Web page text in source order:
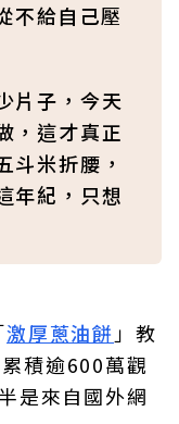
不給自己壓
片子，今天
，這才真正
斗米折腰，
年紀，只想
激厚蔥油餅 」教
積逾600萬觀
是來自國外網